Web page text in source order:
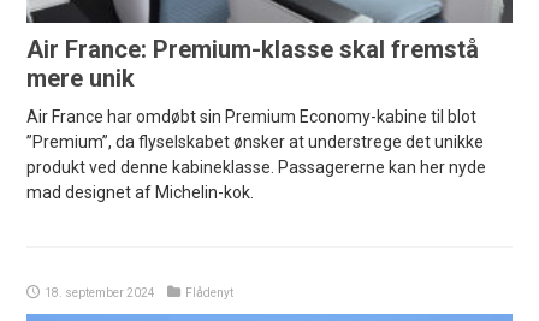
Air France: Premium-klasse skal fremstå
mere unik
Air France har omdøbt sin Premium Economy-kabine til blot
”Premium”, da flyselskabet ønsker at understrege det unikke
produkt ved denne kabineklasse. Passagererne kan her nyde
mad designet af Michelin-kok.
18. september 2024 Flådenyt